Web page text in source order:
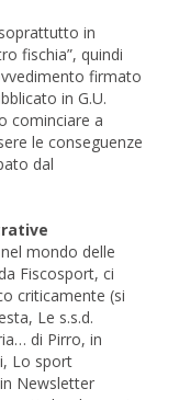
in
fischia”, quindi
firmato
in G.U.
cominciare a
le conseguenze
dal
mondo delle
Fiscosport, ci
criticamente (si
Le s.s.d.
di Pirro, in
Lo sport
Newsletter